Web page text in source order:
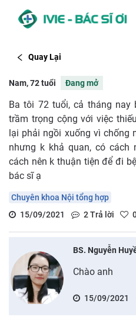
Quay Lại
Nam, 72 tuổi Đang mở
Ba tôi 72 tuổi, cả tháng
trầm trọng cộng với việc
lại phải ngồi xuống vì chống
nhưng k khả quan, có cách
cách nên k thuận tiện để đi
bác sĩ ạ
Chuyên khoa Nội tổng hợp
15/09/2021
2Trả lời
BS. Nguyễn
Chào anh
15/09/2021